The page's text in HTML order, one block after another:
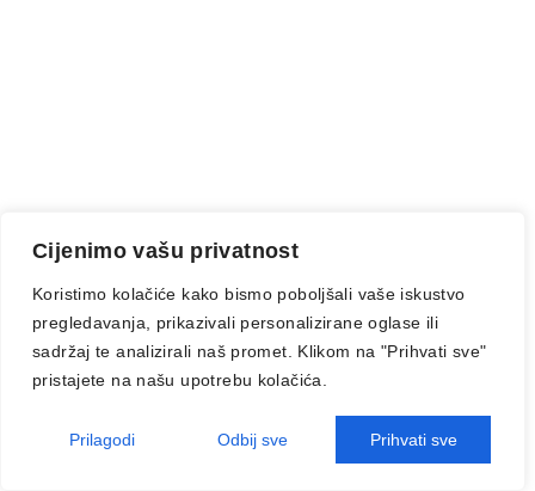
Cijenimo vašu privatnost
Koristimo kolačiće kako bismo poboljšali vaše iskustvo
pregledavanja, prikazivali personalizirane oglase ili
sadržaj te analizirali naš promet. Klikom na "Prihvati sve"
pristajete na našu upotrebu kolačića.
Prilagodi Odbij sve Prihvati sve